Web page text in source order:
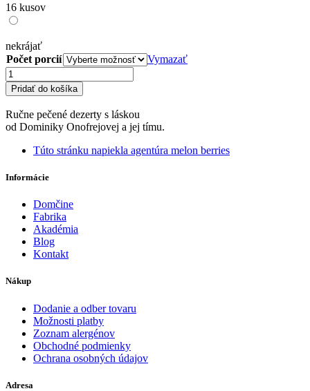
16 kusov
nekrájať
Počet porcií
Vymazať
množstvo
Medový
krémeš
torta
Pridať do košíka
Ručne pečené dezerty s láskou
od Dominiky Onofrejovej a jej tímu.
Túto stránku napiekla agentúra melon berries
Informácie
Domčine
Fabrika
Akadémia
Blog
Kontakt
Nákup
Dodanie a odber tovaru
Možnosti platby
Zoznam alergénov
Obchodné podmienky
Ochrana osobných údajov
Adresa